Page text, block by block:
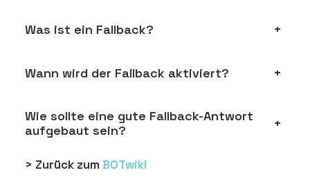
Was ist ein Fallback? +
Wann wird der Fallback aktiviert? +
Wie sollte eine gute Fallback-Antwort
aufgebaut sein?
+
> Zurück zum BOTwiki